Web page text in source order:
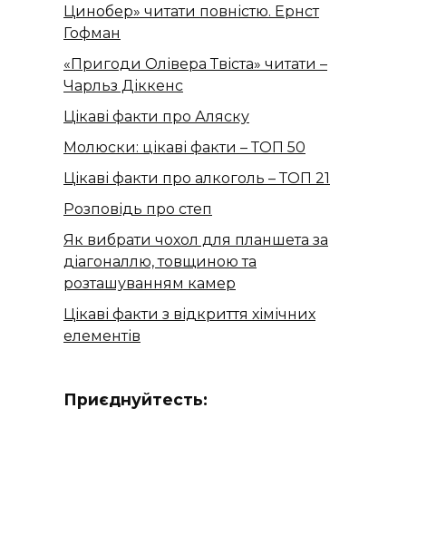
Цинобер» читати повністю. Ернст
Гофман
«Пригоди Олівера Твіста» читати –
Чарльз Діккенс
Цікаві факти про Аляску
Молюски: цікаві факти – ТОП 50
Цікаві факти про алкоголь – ТОП 21
Розповідь про степ
Як вибрати чохол для планшета за
діагоналлю, товщиною та
розташуванням камер
Цікаві факти з відкриття хімічних
елементів
Приєднуйтесть: